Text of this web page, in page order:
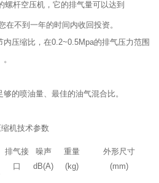
螺杆空压机，它的排气量可以达到
在不到一年的时间内收回投资。
压缩比，在0.2~0.5Mpa的排气压力范围
的喷油量、最佳的油气混合比。
机技术参数
排气接
口
噪声
dB(A)
重量
(kg)
外形尺寸
(mm)